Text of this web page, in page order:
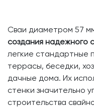
Сваи диаметром 57
создания надежного
легкие стандартные
террасы, беседки,
дачные дома. Их
стенки значительно
строительства